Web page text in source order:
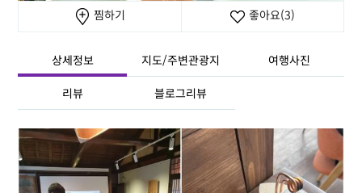
찜하기 좋아요(3)
상세정보 지도/주변관광지 여행사진
리뷰 블로그리뷰